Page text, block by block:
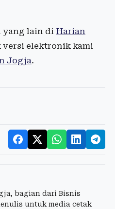
yang lain di Harian
versi elektronik kami
Jogja.
bagian dari Bisnis
untuk media cetak